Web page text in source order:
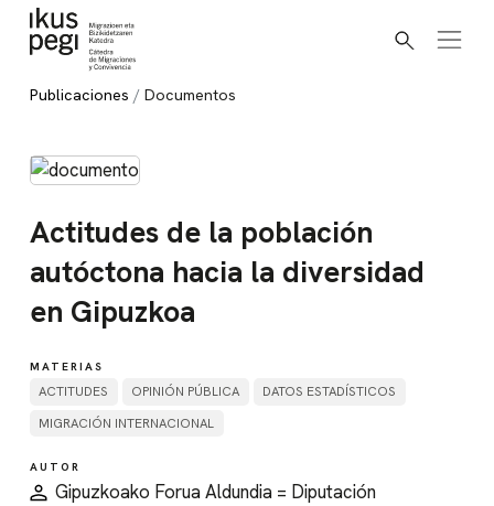
Buscar
Publicaciones Documentos
Actitudes de la población
autóctona hacia la diversidad
en Gipuzkoa
MATERIAS
ACTITUDES OPINIÓN PÚBLICA
DATOS ESTADÍSTICOS
MIGRACIÓN INTERNACIONAL
AUTOR
Gipuzkoako Forua Aldundia = Diputación